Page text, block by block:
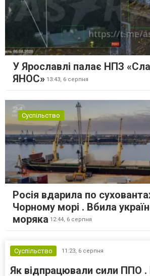
У Ярославлі палає НПЗ
ЯНОС» 13:43, 6 серпня
Суспільство
Росія вдарила по
Чорному морі . Вбила
моряка 12:44, 6 серпня
Суспільство 11:23, 6 серпня
Як відпрацювали сили ППО .